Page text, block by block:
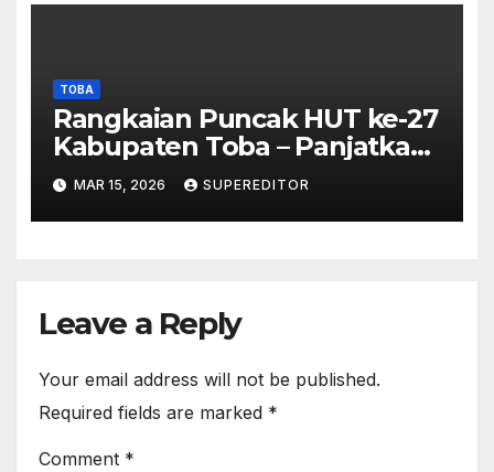
TOBA
Rangkaian Puncak HUT ke-27
Kabupaten Toba – Panjatkan
Doa Untuk Kesejahteraan
MAR 15, 2026 SUPEREDITOR
Leave a Reply
Your email address will not be published.
Required fields are marked *
Comment *